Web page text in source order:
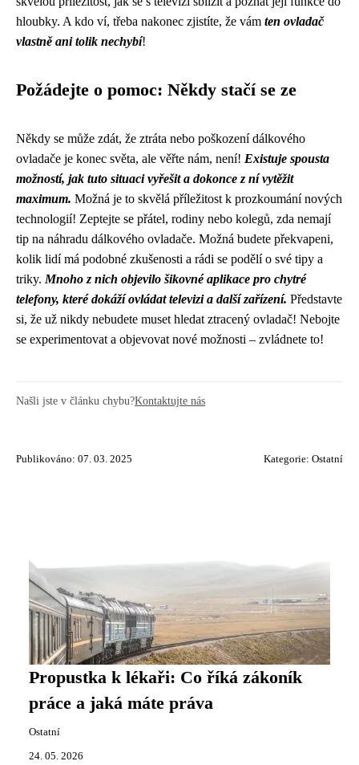
hloubky. A kdo ví, třeba nakonec zjistíte, že vám ten ovladač
vlastně ani tolik nechybí!
Požádejte o pomoc: Někdy stačí se ze
Někdy se může zdát, že ztráta nebo poškození dálkového
ovladače je konec světa, ale věřte nám, není! Existuje spousta
možností, jak tuto situaci vyřešit a dokonce z ní vytěžit
maximum. Možná je to skvělá příležitost k prozkoumání nových
technologií! Zeptejte se přátel, rodiny nebo kolegů, zda nemají
tip na náhradu dálkového ovladače. Možná budete překvapeni,
kolik lidí má podobné zkušenosti a rádi se podělí o své tipy a
triky. Mnoho z nich objevilo šikovné aplikace pro chytré
telefony, které dokáží ovládat televizi a další zařízení. Představte
si, že už nikdy nebudete muset hledat ztracený ovladač! Nebojte
se experimentovat a objevovat nové možnosti – zvládnete to!
Našli jste v článku chybu?Kontaktujte nás
Publikováno: 07. 03. 2025 Kategorie: Ostatní
Propustka k lékaři: Co říká zákoník
práce a jaká máte práva
Ostatní
24. 05. 2026